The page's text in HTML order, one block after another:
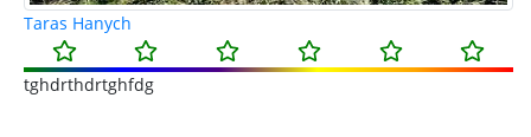
Taras Hanych
tghdrthdrtghfdg